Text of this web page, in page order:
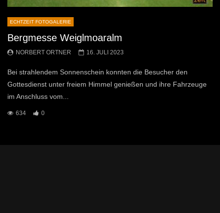
ECHTZEIT FOTOGALERIE
Bergmesse Weiglmoaralm
NORBERT ORTNER 16. JULI 2023
Bei strahlendem Sonnenschein konnten die Besucher den
Gottesdienst unter freiem Himmel genießen und ihre Fahrzeuge
im Anschluss vom...
634 0